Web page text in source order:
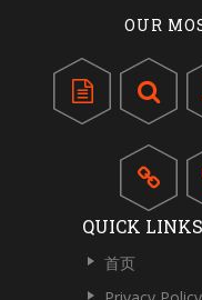
OUR
QUICK LINKS
首页